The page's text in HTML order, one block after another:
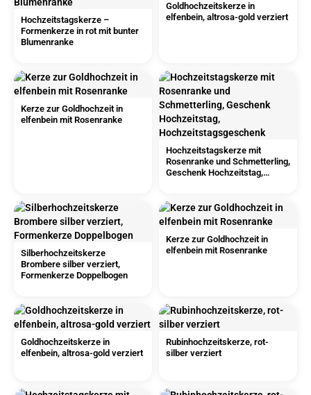
Hochzeitstagskerze –
Formenkerze in rot mit bunter
Blumenranke
Goldhochzeitskerze in
elfenbein, altrosa-gold verziert
Kerze zur Goldhochzeit in
elfenbein mit Rosenranke
Hochzeitstagskerze mit
Rosenranke und Schmetterling,
Geschenk Hochzeitstag,
Silberhochzeitskerze
Brombere silber verziert,
Formenkerze Doppelbogen
Kerze zur Goldhochzeit in
elfenbein mit Rosenranke
Goldhochzeitskerze in
elfenbein, altrosa-gold verziert
Rubinhochzeitskerze, rot-
silber verziert